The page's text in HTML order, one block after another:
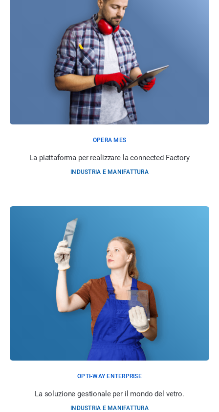
OPERA MES
La piattaforma per realizzare la connected Factory
INDUSTRIA E MANIFATTURA
OPTI-WAY ENTERPRISE
La soluzione gestionale per il mondo del vetro.
INDUSTRIA E MANIFATTURA